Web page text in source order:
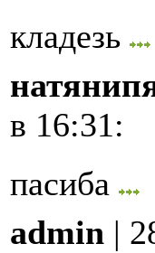
кладезь
в 16:31:
пасиба
admin |